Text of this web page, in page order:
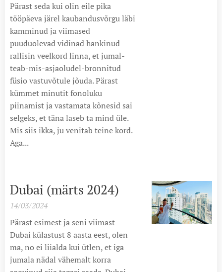
Pärast seda kui olin eile pika
tööpäeva järel kaubandusvõrgu läbi
kamminud ja viimased
puuduolevad vidinad hankinud
rallisin veelkord linna, et jumal-
teab-mis-asjaoludel-bronnitud
füsio vastuvõtule jõuda. Pärast
kümmet minutit fonoluku
piinamist ja vastamata kõnesid sai
selgeks, et täna laseb ta mind üle.
Mis siis ikka, ju venitab teine kord.
Aga...
Dubai (märts 2024)
14/03/2024
Pärast esimest ja seni viimast
Dubai külastust 8 aasta eest, olen
ma, no ei liialda kui ütlen, et iga
jumala nädal vähemalt korra